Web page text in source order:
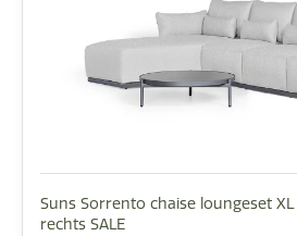
Suns Sorrento chaise loungeset
rechts SALE